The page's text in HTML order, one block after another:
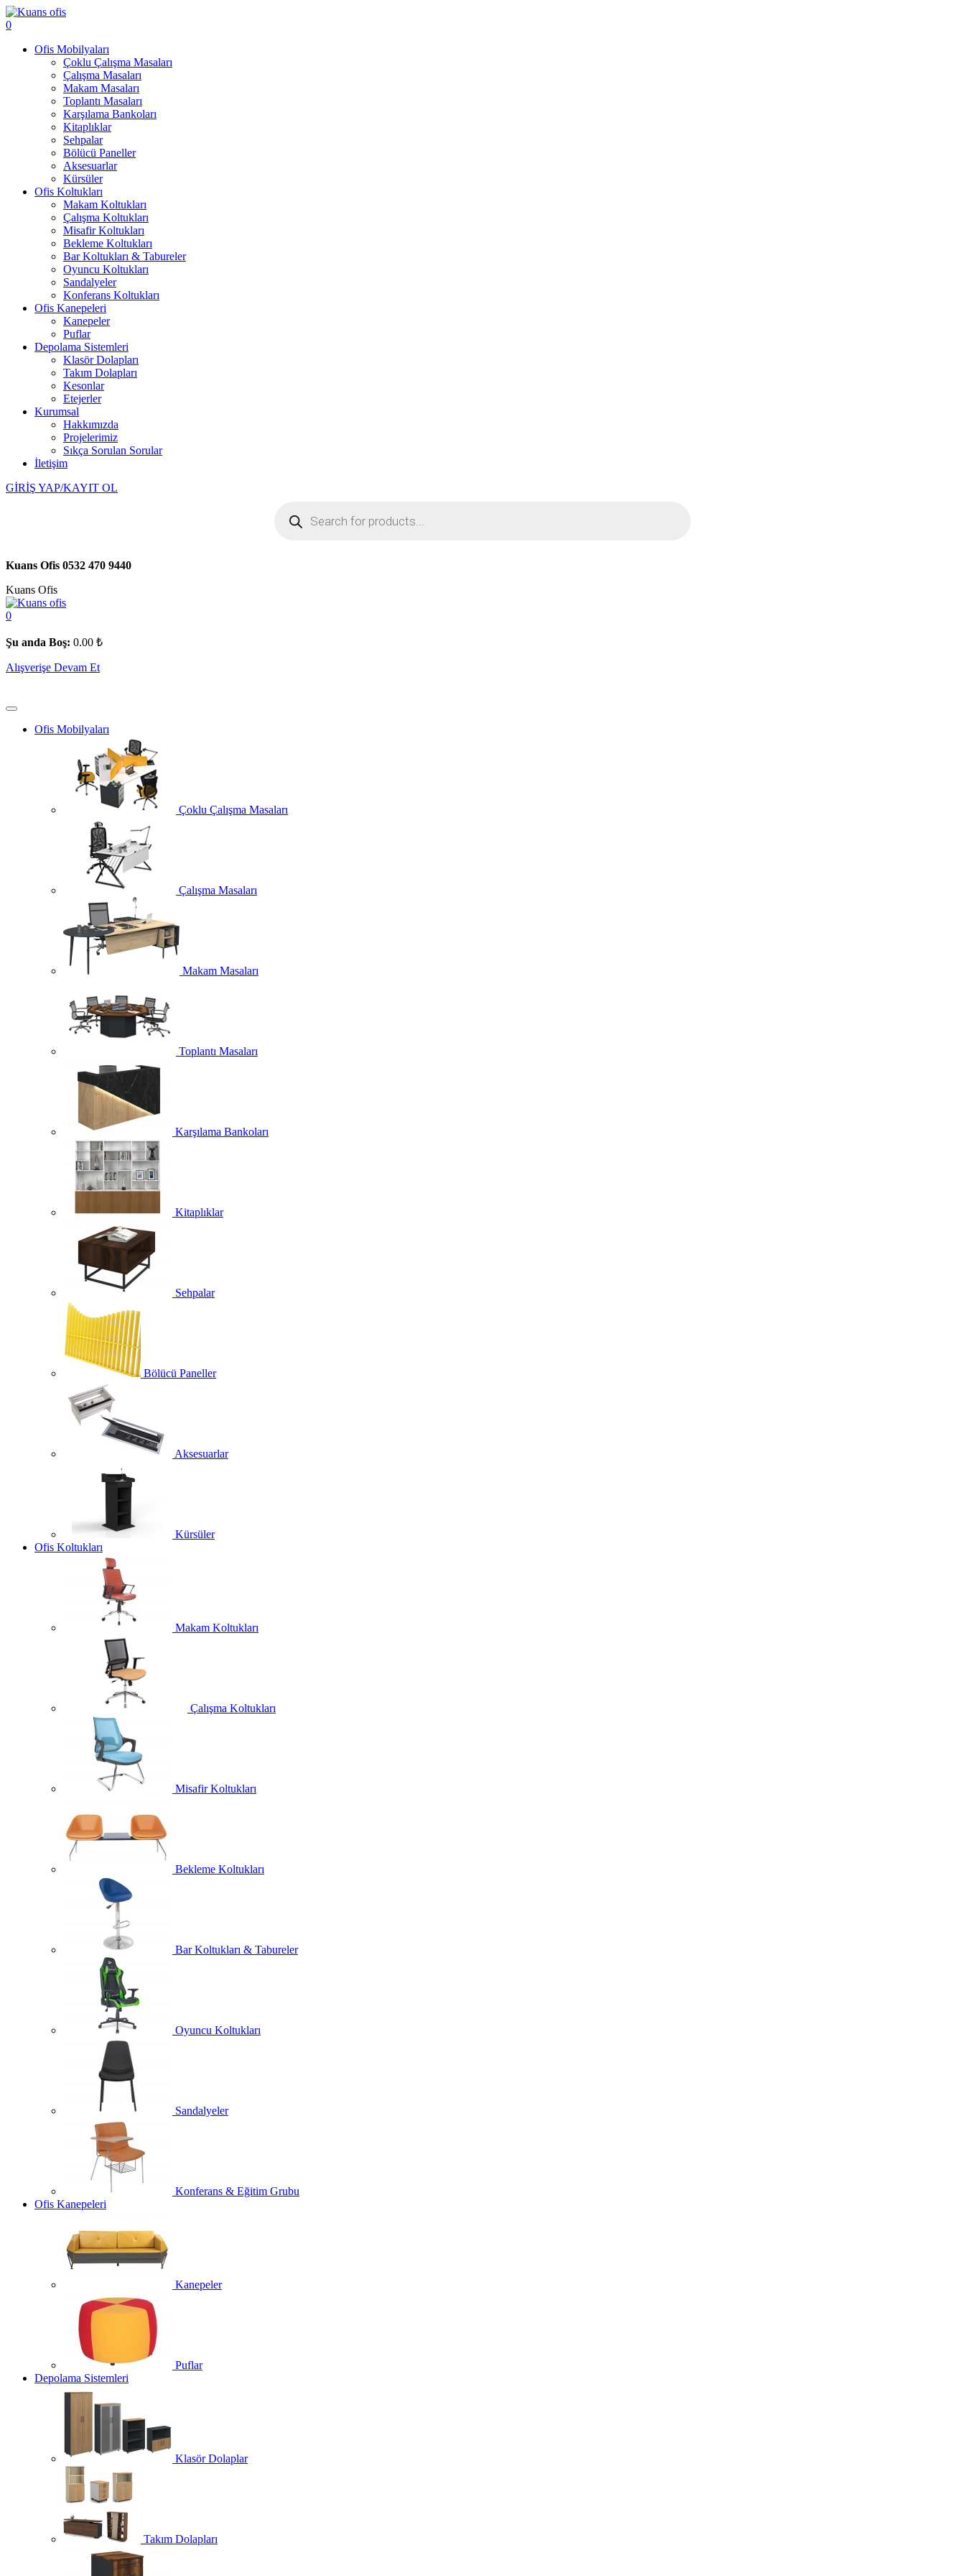
0
Ofis Mobilyaları
Çoklu Çalışma Masaları
Çalışma Masaları
Makam Masaları
Toplantı Masaları
Karşılama Bankoları
Kitaplıklar
Sehpalar
Bölücü Paneller
Aksesuarlar
Kürsüler
Ofis Koltukları
Makam Koltukları
Çalışma Koltukları
Misafir Koltukları
Bekleme Koltukları
Bar Koltukları & Tabureler
Oyuncu Koltukları
Sandalyeler
Konferans Koltukları
Ofis Kanepeleri
Kanepeler
Puflar
Depolama Sistemleri
Klasör Dolapları
Takım Dolapları
Kesonlar
Etejerler
Kurumsal
Hakkımızda
Projelerimiz
Sıkça Sorulan Sorular
İletişim
GİRİŞ YAP/KAYIT OL
search
Kuans Ofis 0532 470 9440
Kuans Ofis
0
Şu anda Boş: 0.00 ₺
Alışverişe Devam Et
Ofis Mobilyaları
Çoklu Çalışma Masaları
Çalışma Masaları
Makam Masaları
Toplantı Masaları
Karşılama Bankoları
Kitaplıklar
Sehpalar
Bölücü Paneller
Aksesuarlar
Kürsüler
Ofis Koltukları
Makam Koltukları
Çalışma Koltukları
Misafir Koltukları
Bekleme Koltukları
Bar Koltukları & Tabureler
Oyuncu Koltukları
Sandalyeler
Konferans & Eğitim Grubu
Ofis Kanepeleri
Kanepeler
Puflar
Depolama Sistemleri
Klasör Dolaplar
Takım Dolapları